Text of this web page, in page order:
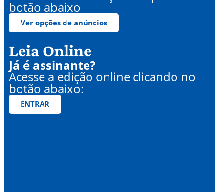
botão abaixo
Ver opções de anúncios
Leia Online
Já é assinante?
Acesse a edição online clicando no
botão abaixo:
ENTRAR